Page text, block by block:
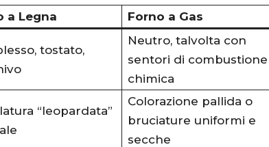
a Legna Forno a Gas
tostato,
Neutro, talvolta con
sentori di combustione
chimica
“leopardata”
Colorazione pallida o
bruciature uniformi e
secche